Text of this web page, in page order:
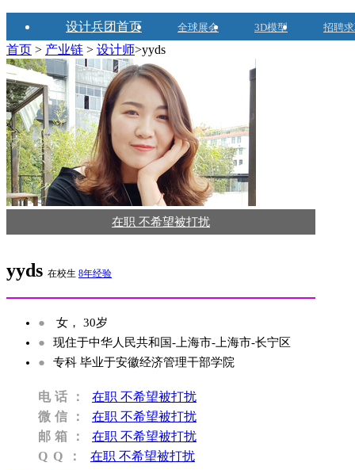
设计兵团首页 全球展会 3D模型 招聘
首页 > 产业链 > 设计师>yyds
在职 不希望被打扰
yyds 在校生 8年经验
●
女， 30岁
●
现住于中华人民共和国-上海市-上海市-长宁区
●
专科 毕业于安徽经济管理干部学院
电话：
在职 不希望被打扰
微信：
在职 不希望被打扰
邮箱：
在职 不希望被打扰
QQ：
在职 不希望被打扰